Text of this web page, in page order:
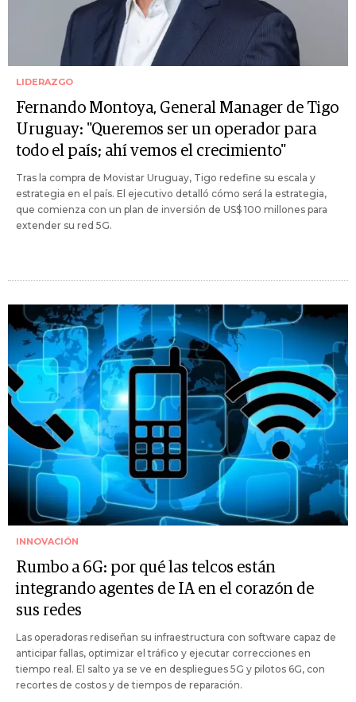
LIDERAZGO
Fernando Montoya, General Manager de Tigo
Uruguay: "Queremos ser un operador para
todo el país; ahí vemos el crecimiento"
Tras la compra de Movistar Uruguay, Tigo redefine su escala y
estrategia en el país. El ejecutivo detalló cómo será la estrategia,
que comienza con un plan de inversión de US$ 100 millones para
extender su red 5G.
INNOVACIÓN
Rumbo a 6G: por qué las telcos están
integrando agentes de IA en el corazón de
sus redes
Las operadoras rediseñan su infraestructura con software capaz de
anticipar fallas, optimizar el tráfico y ejecutar correcciones en
tiempo real. El salto ya se ve en despliegues 5G y pilotos 6G, con
recortes de costos y de tiempos de reparación.